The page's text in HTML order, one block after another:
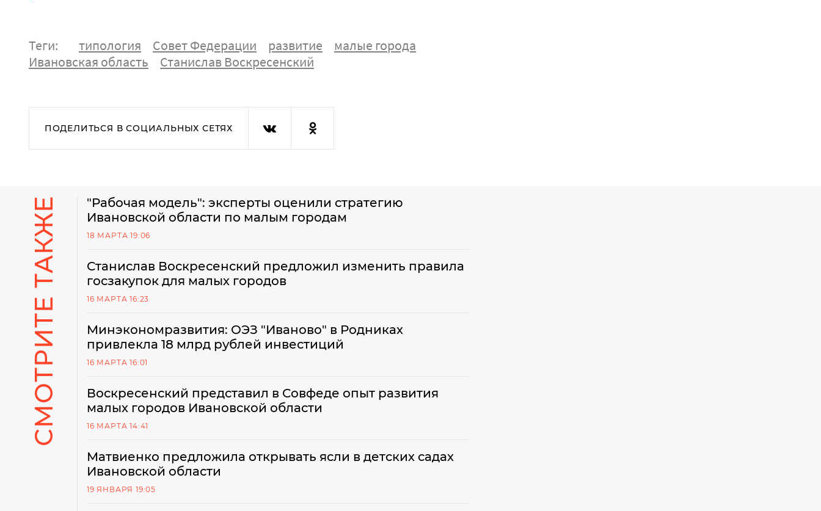
Теги: типология Совет Федерации развитие
малые города
Ивановская область
Станислав Воскресенский
ПОДЕЛИТЬСЯ В СОЦИАЛЬНЫХ СЕТЯХ
СМОТРИТЕ ТАКЖЕ
"Рабочая модель": эксперты оценили стратегию
Ивановской области по малым городам
18 МАРТА 19:06
Станислав Воскресенский предложил изменить правила
госзакупок для малых городов
16 МАРТА 16:23
Минэкономразвития: ОЭЗ "Иваново" в Родниках
привлекла 18 млрд рублей инвестиций
16 МАРТА 16:01
Воскресенский представил в Совфеде опыт развития
малых городов Ивановской области
16 МАРТА 14:41
Матвиенко предложила открывать ясли в детских садах
Ивановской области
19 ЯНВАРЯ 19:05